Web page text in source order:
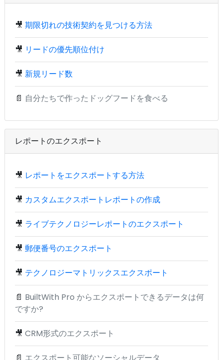
🎥 期限切れの技術契約を見つける方法
🎥 リードの優先順位付け
🎥 新規リード数
📄 自分たちで作ったドッグフードを食べる
レポートのエクスポート
🎥 レポートをエクスポートする方法
🎥 カスタムエクスポートレポートの作成
🎥 ライブテクノロジーレポートのエクスポート
🎥 郵便番号のエクスポート
🎥 テクノロジーマトリックスエクスポート
📄 BuiltWith Pro からエクスポートできるデータは何
ですか?
🎥 CRM形式のエクスポート